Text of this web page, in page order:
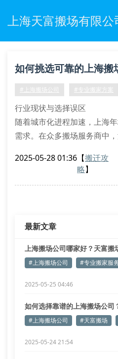
上海天富搬场有限公
如何挑选可靠的上海搬
您避坑
#上海搬场公司 #专业搬家方案
行业现状与选择误区
随着城市化进程加速，上海
需求。在众多搬场服务商中
的客户曾遭遇隐性收费，主
输载具 ③持有特种设备
2025-05-28 01:36 【搬迁攻
略】
最新文章
上海搬场公司哪家好？天富搬
#上海搬场公司 #专业搬家服
2025-05-25 04:46
如何选择靠谱的上海搬场公司
#上海搬场公司 #天富搬场
2025-05-24 21:54